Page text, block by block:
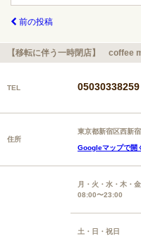
前の投稿
【移転に伴う一時閉店】 coffee
TEL 05030338259
住所
東京都新宿区西新
Googleマップで開
月・火・水・木・金
08:00〜23:00
土・日・祝日